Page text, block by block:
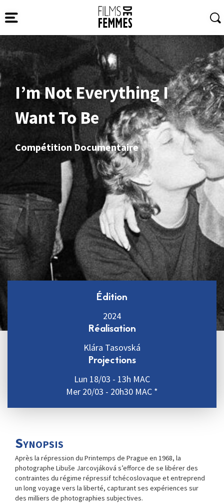
I’m Not Everything I
Want To Be
Compétition Documentaire
Édition
2024
Réalisation
Klára Tasovská
Projections
Lun 18/03 - 13h MAC
Mer 20/03 - 20h30 MAC *
Synopsis
Après la répression du Printemps de Prague en 1968, la
photographe Libuše Jarcovjáková s’efforce de se libérer des
contraintes du régime répressif tchécoslovaque et entreprend
un long voyage vers la liberté, capturant ses expériences sur
des milliers de photographies subjectives.